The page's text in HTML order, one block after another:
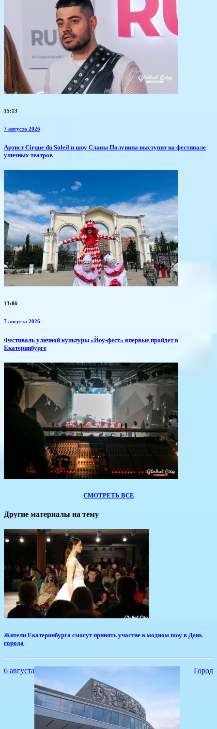
15:13
7 августа 2026
Артист Cirque du Soleil и шоу Славы Полунина выступит на фестивале
уличных театров
13:06
7 августа 2026
​Фестиваль уличной культуры «Йоу-фест» впервые пройдет в
Екатеринбурге
СМОТРЕТЬ ВСЕ
Другие материалы на тему
Жители Екатеринбурга смогут принять участие в модном шоу в День
города
6 августа Город